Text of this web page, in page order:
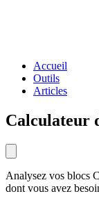
Accueil
Outils
Articles
Calculateur
Analysez vos blocs
dont vous avez